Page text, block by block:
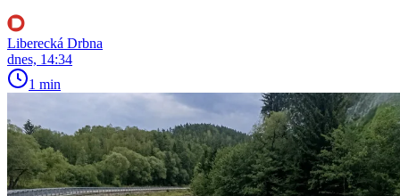
Liberecká Drbna
dnes, 14:34
1 min